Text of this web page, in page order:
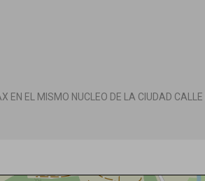
EN EL MISMO NUCLEO DE LA CIUDAD